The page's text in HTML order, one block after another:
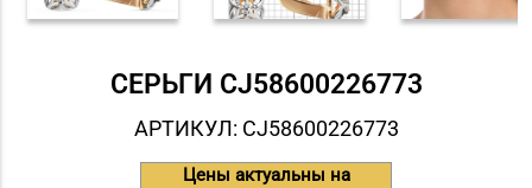
СЕРЬГИ СJ58600226773
АРТИКУЛ: СJ58600226773
Цены актуальны на